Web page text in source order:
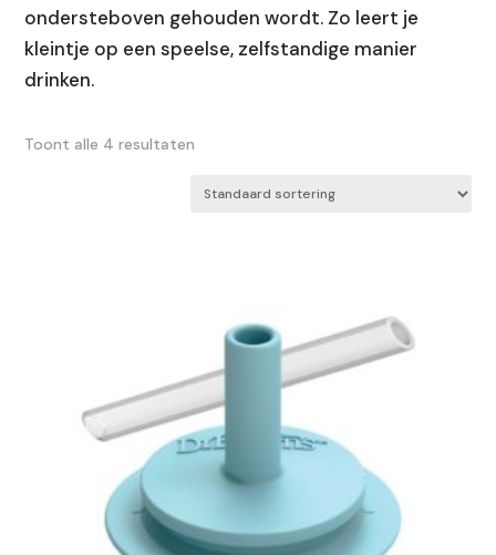
ondersteboven gehouden wordt. Zo leert je
kleintje op een speelse, zelfstandige manier
drinken.
Toont alle 4 resultaten